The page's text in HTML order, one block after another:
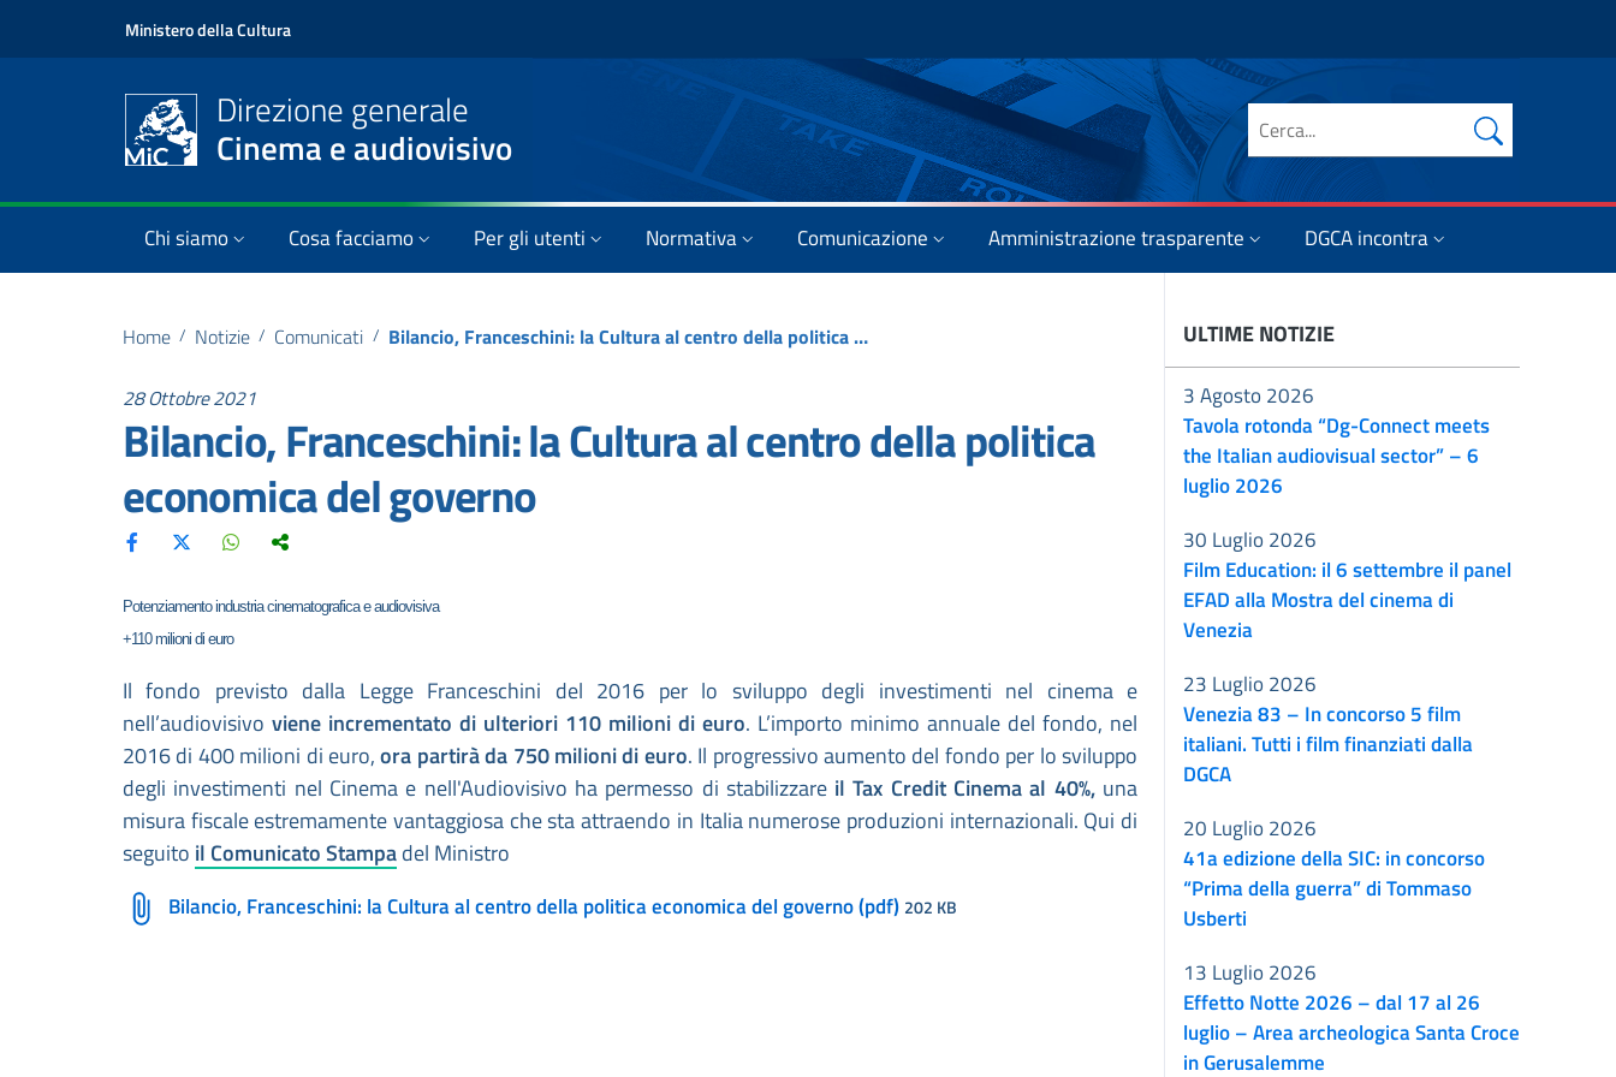
Ministero della Cultura
Direzione generale
Cinema e audiovisivo Cerca nel sito
Chi siamo Cosa facciamo Per gli utenti Normativa Comunicazione Amministrazione trasparente DGCA incontra
Home / Notizie / Comunicati / Bilancio, Franceschini: la Cultura al centro della politica economica del governo
28 Ottobre 2021
Bilancio, Franceschini: la Cultura al centro della politica
economica del governo
Potenziamento industria cinematografica e audiovisiva
+110 milioni di euro
Il fondo previsto dalla Legge Franceschini del 2016 per lo sviluppo degli investimenti nel cinema e
nell’audiovisivo viene incrementato di ulteriori 110 milioni di euro. L’importo minimo annuale del fondo, nel
2016 di 400 milioni di euro,ora partirà da 750 milioni di euro. Il progressivo aumento del fondo per lo sviluppo
degli investimenti nel Cinema e nell'Audiovisivo ha permesso di stabilizzare il Tax Credit Cinema al 40%,una
misura fiscale estremamente vantaggiosa che sta attraendo in Italia numerose produzioni internazionali. Qui di
seguito il Comunicato Stampadel Ministro
Bilancio, Franceschini: la Cultura al centro della politica economica del governo (pdf) 202 KB
ULTIME NOTIZIE
Tavola rotonda “Dg-Connect meets
the Italian audiovisual sector” – 6
luglio 2026
3 Agosto 2026
Film Education: il 6 settembre il panel
EFAD alla Mostra del cinema di
Venezia
30 Luglio 2026
Venezia 83 – In concorso 5 film
italiani. Tutti i film finanziati dalla
DGCA
23 Luglio 2026
41a edizione della SIC: in concorso
“Prima della guerra” di Tommaso
Usberti
20 Luglio 2026
Effetto Notte 2026 – dal 17 al 26
luglio – Area archeologica Santa Croce
in Gerusalemme
13 Luglio 2026